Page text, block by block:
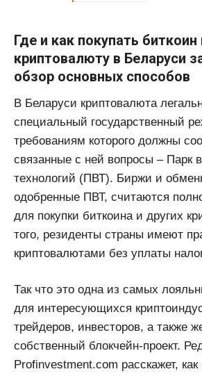
Где и как покупать
криптовалюту в Беларуси
обзор основных способов
В Беларуси криптовалюта
специальный государственный
требованиям которого должны
связанные с ней вопросы – Парк
технологий (ПВТ). Биржи и
одобренные ПВТ, считаются
для покупки биткоина и других
того, резиденты страны имеют
криптовалютами без уплаты
Так что это одна из самых
для интересующихся
трейдеров, инвесторов, а также
собственный блокчейн-проект.
Profinvestment.com расскажет, как